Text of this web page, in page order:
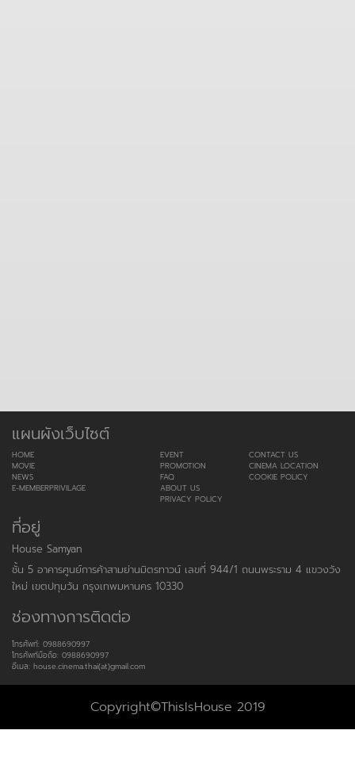
แผนผังเว็บไซต์
HOME
MOVIE
NEWS
E-MEMBERPRIVILAGE
EVENT
PROMOTION
FAQ
ABOUT US
PRIVACY POLICY
CONTACT US
CINEMA LOCATION
COOKIE POLICY
ที่อยู่
House Samyan
ชั้น 5 อาคารศูนย์การค้าสามย่านมิตรทาวน์ เลขที่ 944/1 ถนนพระราม 4 แขวงวัง
ใหม่ เขตปทุมวัน กรุงเทพมหานคร 10330
ช่องทางการติดต่อ
โทรศัพท์: 0988690997
โทรศัพท์มือถือ: 0988690997
อีเมล: house.cinema.thai(at)gmail.com
Copyright©ThisIsHouse 2019